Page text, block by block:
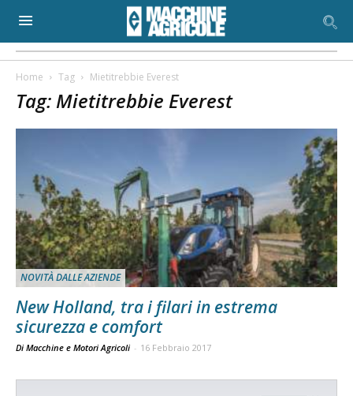
Home Tag Mietitrebbie Everest
Tag: Mietitrebbie Everest
NOVITÀ DALLE AZIENDE
New Holland, tra i filari in estrema
sicurezza e comfort
Di Macchine e Motori Agricoli - 16 Febbraio 2017